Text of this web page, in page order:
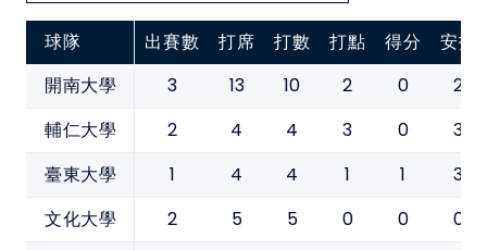
球隊 出賽數 打席 打數 打點 得分
安打
開南大學
3 13 10 2 0 2
輔仁大學 2 4 4 3 0 3
臺東大學 1 4 4 1 1 3
文化大學 2 5 5 0 0 0